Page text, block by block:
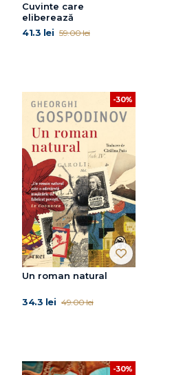
Cuvinte care
eliberează
41.3 lei 59.00 lei
-30%
Un roman natural
34.3 lei 49.00 lei
-30%